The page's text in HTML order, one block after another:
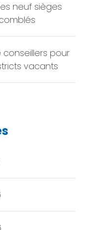
neuf sièges
conseillers pour
vacants